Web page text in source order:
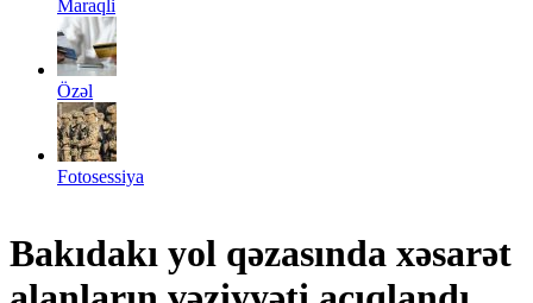
Maraqli
Özəl
Fotosessiya
Bakıdakı yol qəzasında xəsarət